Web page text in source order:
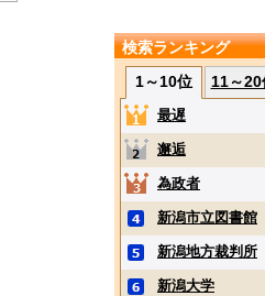
検索ランキング
1～10位
11～20
最遅
邂逅
為政者
新潟市立図書館
新潟地方裁判所
新潟大学